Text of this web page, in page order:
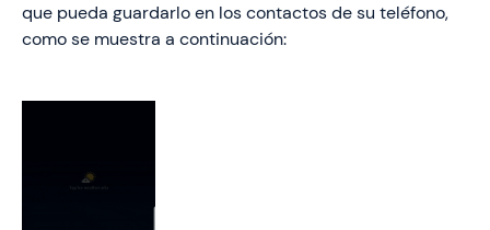
que pueda guardarlo en los contactos de su teléfono,
como se muestra a continuación: